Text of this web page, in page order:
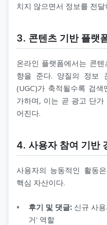
치지 않으면서 정보를 전
3. 콘텐츠 기반 플랫
온라인 플랫폼에서는 콘
향을 준다. 양질의 정보
(UGC)가 축적될수록 검
가하며, 이는 곧 광고 단
어진다.
4. 사용자 참여 기반
사용자의 능동적인 활동
핵심 자산이다.
후기 및 댓글: 신규 사
거' 역할